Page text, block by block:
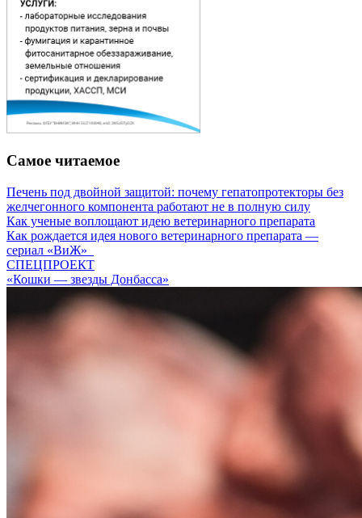
Самое читаемое
Печень под двойной защитой: почему гепатопротекторы без
желчегонного компонента работают не в полную силу
Как ученые воплощают идею ветеринарного препарата
Как рождается идея нового ветеринарного препарата —
сериал «ВиЖ»
СПЕЦПРОЕКТ
«Кошки — звезды Донбасса»